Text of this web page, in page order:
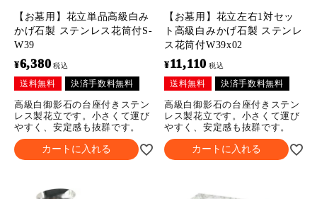
【お墓用】花立単品高級白み
かげ石製 ステンレス花筒付S-
W39
¥6,380 税込
送料無料 決済手数料無料
高級白御影石の台座付きステン
レス製花立です。小さくて運び
やすく、安定感も抜群です。
カートに入れる
【お墓用】花立左右1対セッ
ト高級白みかげ石製 ステンレ
ス花筒付W39x02
¥11,110 税込
送料無料 決済手数料無料
高級白御影石の台座付きステン
レス製花立です。小さくて運び
やすく、安定感も抜群です。
カートに入れる